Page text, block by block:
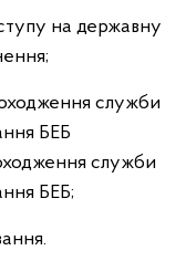
на державну
служби
БЕБ
служби
БЕБ;